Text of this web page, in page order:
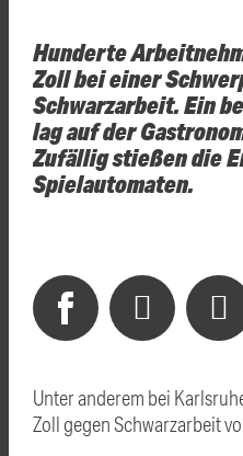
Hunderte
Zoll bei einer
Schwarzarbeit. Ein
lag auf der
Zufällig stießen die
Spielautomaten.
Unter anderem bei
Zoll gegen Schwarzarbeit